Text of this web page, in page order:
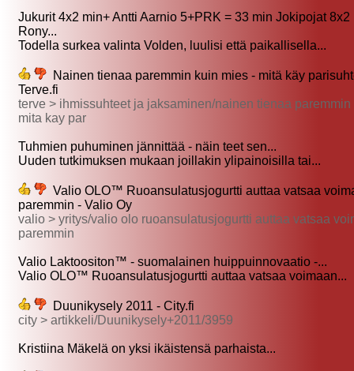
Jukurit 4x2 min+ Antti Aarnio 5+PRK = 33 min Jokipojat 8x2
Rony...
Todella surkea valinta Volden, luulisi että paikallisella...
Nainen tienaa paremmin kuin mies - mitä käy
Terve.fi
terve > ihmissuhteet ja jaksaminen/nainen tienaa
mita kay par
Tuhmien puhuminen jännittää - näin teet sen...
Uuden tutkimuksen mukaan joillakin ylipainoisilla tai...
Valio OLO™ Ruoansulatusjogurtti auttaa vatsaa
paremmin - Valio Oy
valio > yritys/valio olo ruoansulatusjogurtti auttaa vatsaa
paremmin
Valio Laktoositon™ - suomalainen huippuinnovaatio -...
Valio OLO™ Ruoansulatusjogurtti auttaa vatsaa voimaan...
Duunikysely 2011 - City.fi
city > artikkeli/Duunikysely+2011/3959
Kristiina Mäkelä on yksi ikäistensä parhaista...